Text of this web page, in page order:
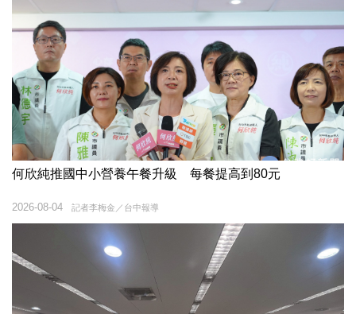
何欣純推國中小營養午餐升級 每餐提高到80元
記者李梅金／台中報導
2026-08-04